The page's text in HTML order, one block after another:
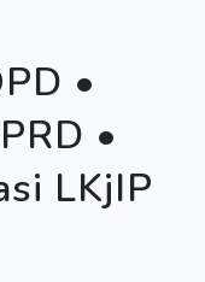
•
•
LKjIP